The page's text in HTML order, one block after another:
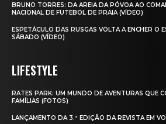
BRUNO TORRES: DA AREIA DA PÓVOA AO
NACIONAL DE FUTEBOL DE PRAIA (VÍDEO)
ESPETÁCULO DAS RUSGAS VOLTA A ENCHER O
SÁBADO (VÍDEO)
LIFESTYLE
RATES PARK: UM MUNDO DE AVENTURAS QUE
FAMÍLIAS (FOTOS)
LANÇAMENTO DA 3.ª EDIÇÃO DA REVISTA EM